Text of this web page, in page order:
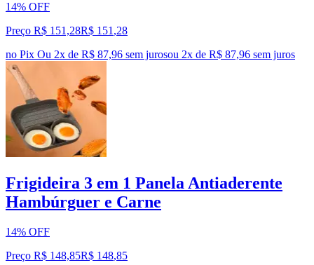
14% OFF
Preço R$ 151,28R$ 151,28
no Pix Ou 2x de R$ 87,96 sem jurosou 2x de R$ 87,96 sem juros
Frigideira 3 em 1 Panela Antiaderente
Hambúrguer e Carne
14% OFF
Preço R$ 148,85R$ 148,85